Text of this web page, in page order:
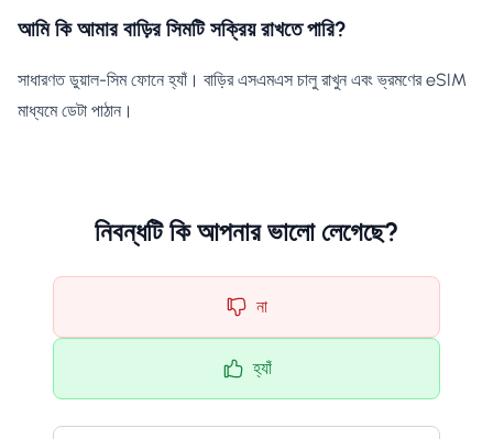
আমি কি আমার বাড়ির সিমটি সক্রিয় রাখতে পারি?
সাধারণত ডুয়াল-সিম ফোনে হ্যাঁ। বাড়ির এসএমএস চালু রাখুন এবং ভ্রমণের eSIM
মাধ্যমে ডেটা পাঠান।
নিবন্ধটি কি আপনার ভালো লেগেছে?
না
হ্যাঁ